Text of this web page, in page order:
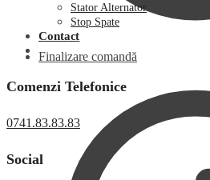
Finalizare comandă
Stator Alternator
Stop Spate
Contact
Comenzi Telefonice
0741.83.83.83
Social